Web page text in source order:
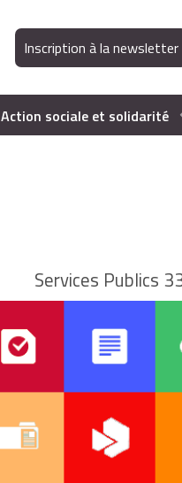
Inscription à la newsletter
Action sociale et solidarité
Services Publics